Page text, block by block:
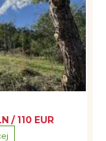
/ 110 EUR